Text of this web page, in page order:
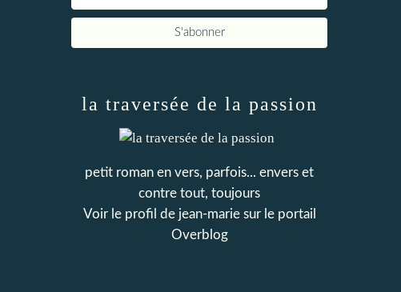
la traversée de la passion
petit roman en vers, parfois... envers et
contre tout, toujours
Voir le profil de jean-mariesur le portail
Overblog